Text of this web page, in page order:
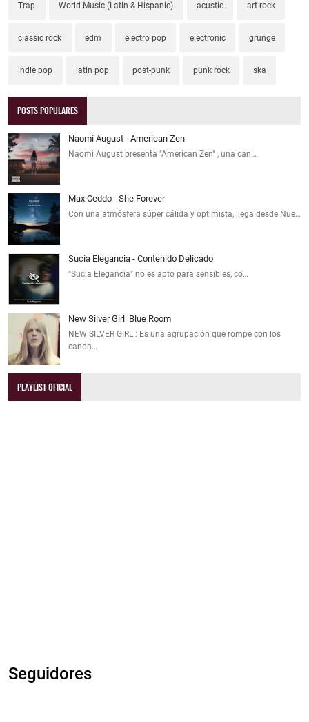
Trap World Music (Latin & Hispanic) acustic art rock
classic rock edm electro pop electronic grunge
indie pop latin pop post-punk punk rock ska
POSTS POPULARES
Naomi August - American Zen
Naomi August presenta "American Zen" , una can…
Max Ceddo - She Forever
Con una atmósfera súper cálida y optimista, llega desde Nue…
Sucia Elegancia - Contenido Delicado
"Sucia Elegancia" no es apto para sensibles, co…
New Silver Girl: Blue Room
NEW SILVER GIRL : Es una agrupación que rompe con los
canon…
PLAYLIST OFICIAL
Seguidores